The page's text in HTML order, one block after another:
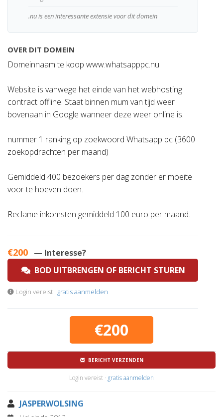
.nu is een interessante extensie voor dit domein
OVER DIT DOMEIN
Domeinnaam te koop www.whatsapppc.nu
Website is vanwege het einde van het webhosting
contract offline. Staat binnen mum van tijd weer
bovenaan in Google wanneer deze weer online is.
nummer 1 ranking op zoekwoord Whatsapp pc (3600
zoekopdrachten per maand)
Gemiddeld 400 bezoekers per dag zonder er moeite
voor te hoeven doen.
Reclame inkomsten gemiddeld 100 euro per maand.
€200 — Interesse?
BOD UITBRENGEN OF BERICHT STUREN
Login vereist · gratis aanmelden
€200
BERICHT VERZENDEN
Login vereist · gratis aanmelden
JASPERWOLSING